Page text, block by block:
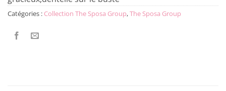
Catégories : Collection The Sposa Group,The Sposa Group